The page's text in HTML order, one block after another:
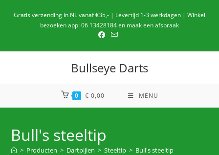
naarGratis verzending in NL vanaf €35,- | Levertijd 1-3 werkdagen | Winkel
bezoeken app: 06 13428184 en maak een afspraak
Bullseye Darts
0 € 0,00 MENU
Bull's steeltip
> Producten > Dartpijlen > Steeltip > Bull's steeltip